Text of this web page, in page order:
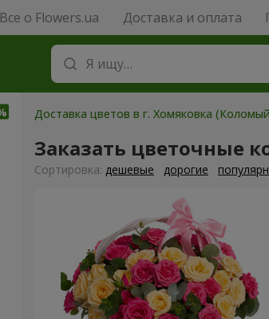
Все о Flowers.ua Доставка и оплата
Доставка цветов в г. Хомяковка
Заказать цветочные
Cортировка: дешевые дорогие